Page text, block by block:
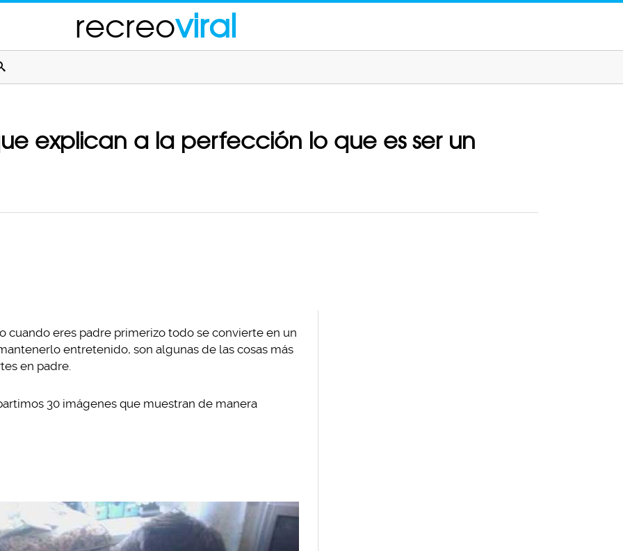
recreoviral
explican a la perfección lo que es ser un
cuando eres padre primerizo todo se convierte en un
entretenido, son algunas de las cosas más
en padre.
30 imágenes que muestran de manera